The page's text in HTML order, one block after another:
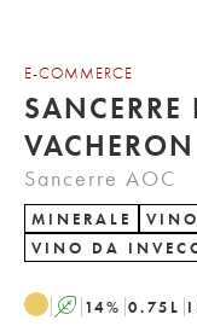
E-COMMERCE
Sancerre AOC
MINERALE
VINO DA
A 14% 0.75 L